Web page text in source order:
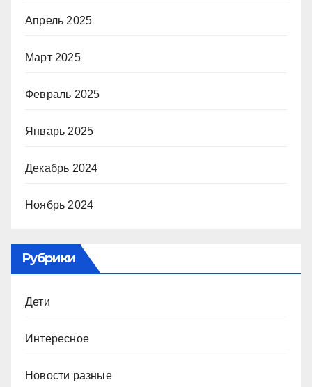
Апрель 2025
Март 2025
Февраль 2025
Январь 2025
Декабрь 2024
Ноябрь 2024
Рубрики
Дети
Интересное
Новости разные